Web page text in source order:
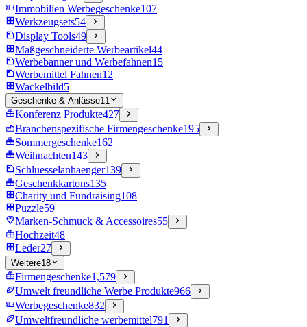
Immobilien Werbegeschenke107
Werkzeugsets54
Display Tools49
Maßgeschneiderte Werbeartikel44
Werbebanner und Werbefahnen15
Werbemittel Fahnen12
Wackelbild5
Geschenke & Anlässe11
Konferenz Produkte427
Branchenspezifische Firmengeschenke195
Sommergeschenke162
Weihnachten143
Schluesselanhaenger139
Geschenkkartons135
Charity und Fundraising108
Puzzle59
Marken-Schmuck & Accessoires55
Hochzeit48
Leder27
Weitere18
Firmengeschenke1,579
Umwelt freundliche Werbe Produkte966
Werbegeschenke832
Umweltfreundliche werbemittel791